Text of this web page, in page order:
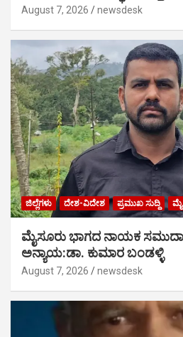
August 7, 2026 newsdesk
ಜಿಲ್ಲೆಗಳು ದೇಶ-ವಿದೇಶ ಪ್ರಮುಖ ಸುದ್ದಿ
ಮೈಸೂರು ಭಾಗದ ನಾಯಕ
ಅನ್ಯಾಯ:ಡಾ. ಕುಮಾರ ಬಂಡಳ್ಳಿ
August 7, 2026 newsdesk